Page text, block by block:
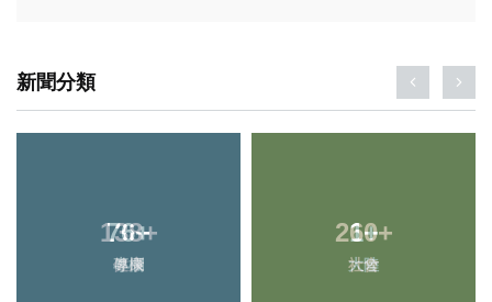
新聞分類
138+
健康
260+
社會